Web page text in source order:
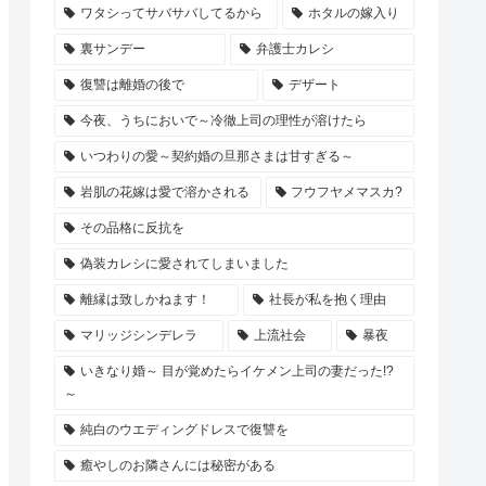
ワタシってサバサバしてるから ホタルの嫁入り
裏サンデー 弁護士カレシ
復讐は離婚の後で デザート
今夜、うちにおいで～冷徹上司の理性が溶けたら
いつわりの愛～契約婚の旦那さまは甘すぎる～
岩肌の花嫁は愛で溶かされる フウフヤメマスカ?
その品格に反抗を
偽装カレシに愛されてしまいました
離縁は致しかねます！ 社長が私を抱く理由
マリッジシンデレラ 上流社会 暴夜
いきなり婚～ 目が覚めたらイケメン上司の妻だった!?
～
純白のウエディングドレスで復讐を
癒やしのお隣さんには秘密がある